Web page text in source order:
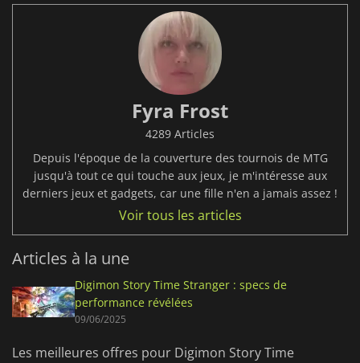
Fyra Frost
4289 Articles
Depuis l'époque de la couverture des tournois de MTG
jusqu'à tout ce qui touche aux jeux, je m'intéresse aux
derniers jeux et gadgets, car une fille n'en a jamais assez !
Voir tous les articles
Articles à la une
Digimon Story Time Stranger : specs de
performance révélées
09/06/2025
Les meilleures offres pour Digimon Story Time